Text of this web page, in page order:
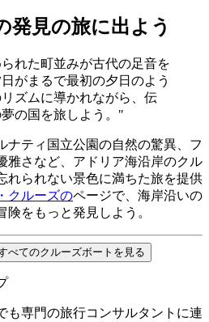
発見の旅に出よう
られた町並みが古代の足音を
がまるで最初の夕日のよう
ズムに導かれながら、伝
の国を旅しよう。"
ナティ国立公園の自然の驚異、フ
雅さなど、アドリア海沿岸のクル
れられない景色に満ちた旅を提供
クルーズのページで、海岸沿いの
をもっと発見しよう。
べてのクルーズボートを見る
も専門の旅行コンサルタントに連